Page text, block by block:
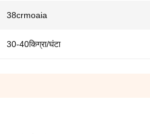
38crmoaia
30-40किग्रा/घंटा